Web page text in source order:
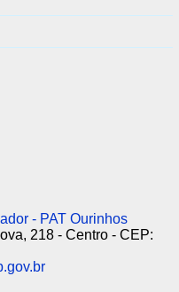
- PAT Ourinhos
218 - Centro - CEP: